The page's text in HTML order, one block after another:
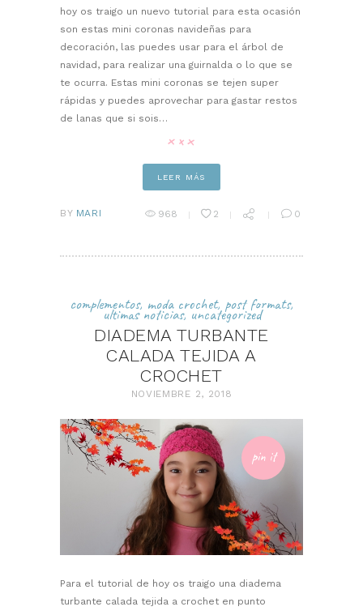
hoy os traigo un nuevo tutorial para esta ocasión
son estas mini coronas navideñas para
decoración, las puedes usar para el árbol de
navidad, para realizar una guirnalda o lo que se
te ocurra. Estas mini coronas se tejen super
rápidas y puedes aprovechar para gastar restos
de lanas que si sois…
LEER MÁS
BY MARI 968 2 0
complementos, moda crochet, post formats,
ultimas noticias, uncategorized
DIADEMA TURBANTE
CALADA TEJIDA A
CROCHET
NOVIEMBRE 2, 2018
pin it
Para el tutorial de hoy os traigo una diadema
turbante calada tejida a crochet en punto